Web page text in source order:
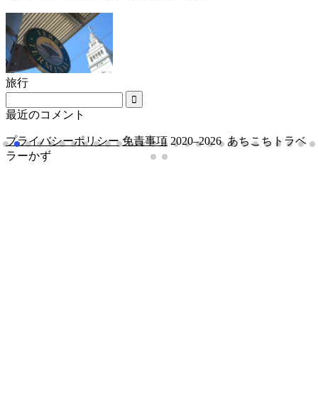
旅行
最近のコメント
プライバシーポリシー 免責事項 2020–2026 あちこちトラベ
ラーかず